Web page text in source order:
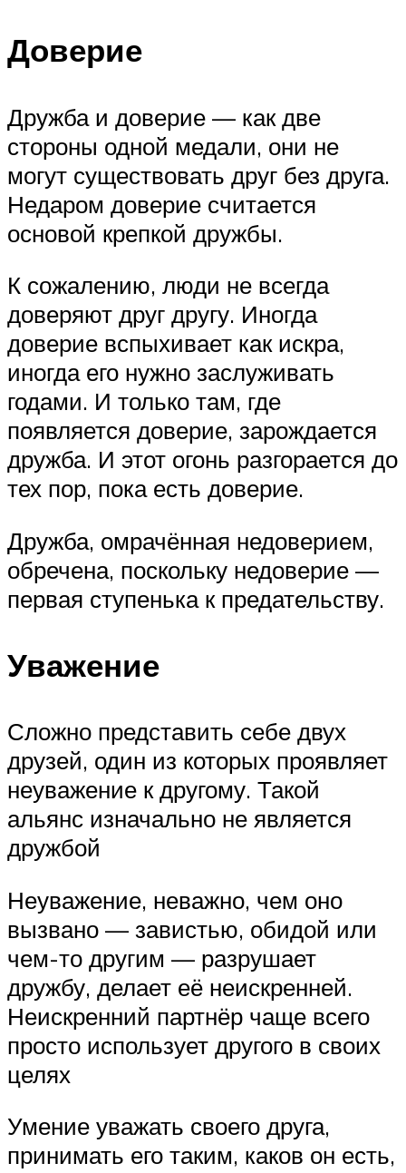
Доверие
Дружба и доверие — как две
стороны одной медали, они не
могут существовать друг без друга.
Недаром доверие считается
основой крепкой дружбы.
К сожалению, люди не всегда
доверяют друг другу. Иногда
доверие вспыхивает как искра,
иногда его нужно заслуживать
годами. И только там, где
появляется доверие, зарождается
дружба. И этот огонь разгорается до
тех пор, пока есть доверие.
Дружба, омрачённая недоверием,
обречена, поскольку недоверие —
первая ступенька к предательству.
Уважение
Сложно представить себе двух
друзей, один из которых проявляет
неуважение к другому. Такой
альянс изначально не является
дружбой
Неуважение, неважно, чем оно
вызвано — завистью, обидой или
чем-то другим — разрушает
дружбу, делает её неискренней.
Неискренний партнёр чаще всего
просто использует другого в своих
целях
Умение уважать своего друга,
принимать его таким, каков он есть,